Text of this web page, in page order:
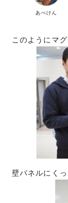
あべけん
このようにマ
壁パネルにくっ